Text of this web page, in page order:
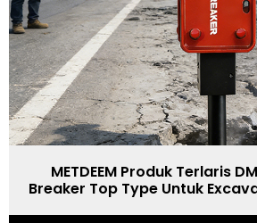
METDEEM Produk Terlaris
Breaker Top Type Untuk